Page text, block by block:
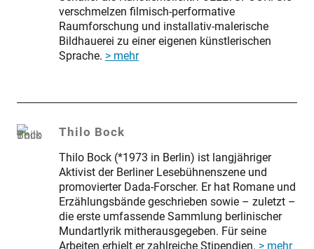
verschmelzen filmisch-performative
Raumforschung und installativ-malerische
Bildhauerei zu einer eigenen künstlerischen
Sprache. > mehr
Thilo Bock
Thilo Bock (*1973 in Berlin) ist langjähriger
Aktivist der Berliner Lesebühnenszene und
promovierter Dada-Forscher. Er hat Romane und
Erzählungsbände geschrieben sowie – zuletzt –
die erste umfassende Sammlung berlinischer
Mundartlyrik mitherausgegeben. Für seine
Arbeiten erhielt er zahlreiche Stipendien. > mehr